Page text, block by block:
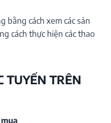
bằng cách xem các sản
cách thực hiện các thao
TUYẾN TRÊN